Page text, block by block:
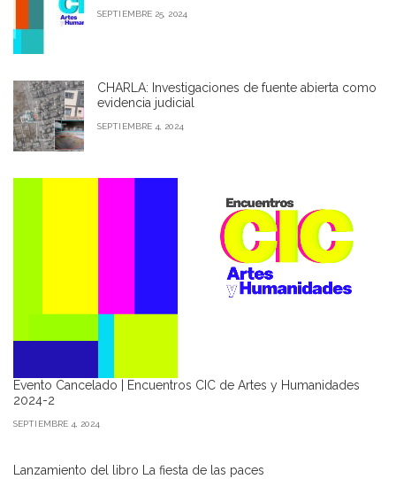
SEPTIEMBRE 25, 2024
CHARLA: Investigaciones de fuente abierta como
evidencia judicial
SEPTIEMBRE 4, 2024
Evento Cancelado | Encuentros CIC de Artes y Humanidades
2024-2
SEPTIEMBRE 4, 2024
Lanzamiento del libro La fiesta de las paces